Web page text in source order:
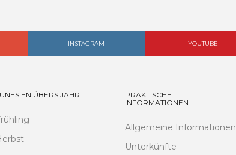
INSTAGRAM YOUTUBE
ÜBERS JAHR
PRAKTISCHE
INFORMATIONEN
Allgemeine Informationen
Unterkünfte